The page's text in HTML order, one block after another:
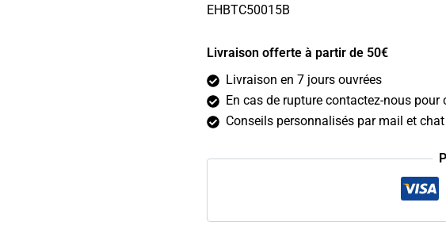
32
EHBTC50015B
Livraison offerte à partir de 50€
Livraison en 7 jours ouvrées
En cas de rupture contactez-nous pour
Conseils personnalisés par mail et